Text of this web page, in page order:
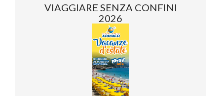
VIAGGIARE SENZA CONFINI
2026